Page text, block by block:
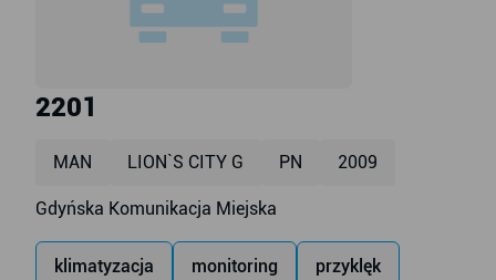
2201
MAN LION`S CITY G PN 2009
Gdyńska Komunikacja Miejska
klimatyzacja monitoring przyklęk